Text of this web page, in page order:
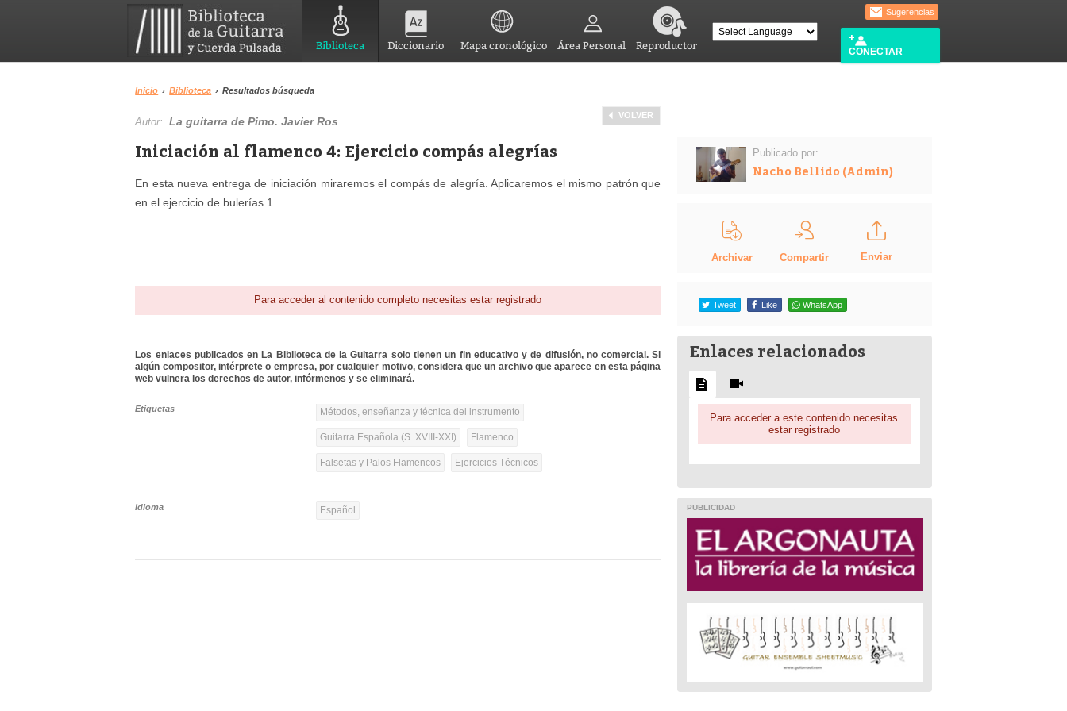
Biblioteca Diccionario Mapa cronológico Área Personal Reproductor
Sugerencias
CONECTAR
Inicio › Biblioteca › Resultados búsqueda
VOLVER
Autor:La guitarra de Pimo. Javier Ros
Iniciación al flamenco 4: Ejercicio compás alegrías
En esta nueva entrega de iniciación miraremos el compás de alegría. Aplicaremos el mismo patrón que
en el ejercicio de bulerías 1.
Para acceder al contenido completo necesitas estar registrado
Los enlaces publicados en La Biblioteca de la Guitarra solo tienen un fin educativo y de difusión, no comercial. Si
algún compositor, intérprete o empresa, por cualquier motivo, considera que un archivo que aparece en esta página
web vulnera los derechos de autor, infórmenos y se eliminará.
Etiquetas Métodos, enseñanza y técnica del instrumento
Guitarra Española (S. XVIII-XXI) Flamenco
Falsetas y Palos Flamencos Ejercicios Técnicos
Idioma Español
Publicado por:
Nacho Bellido (Admin)
Archivar Compartir Enviar
Tweet Like WhatsApp
Enlaces relacionados
Para acceder a este contenido necesitas
estar registrado
PUBLICIDAD